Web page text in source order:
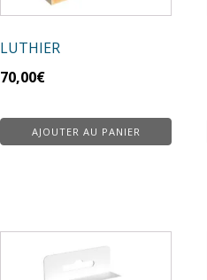
LUTHIER
70,00€
AJOUTER AU PANIER